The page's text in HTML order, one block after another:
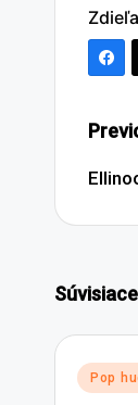
Súvisiace
Posted
Pop